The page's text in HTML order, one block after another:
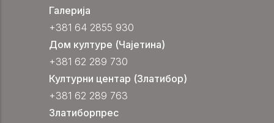
Галерија
+381 64 2855 930
Дом културе (Чајетина)
+381 62 289 730
Културни центар (Златибор)
+381 62 289 763
Златиборпрес